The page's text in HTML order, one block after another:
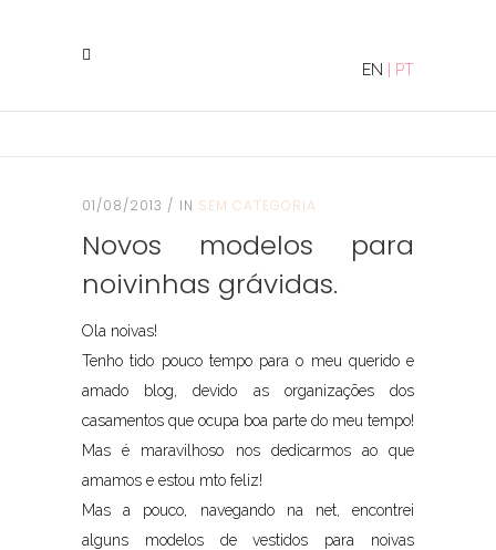
EN PT
01/08/2013 IN SEM CATEGORIA
Novos modelos para
noivinhas grávidas.
Ola noivas!
Tenho tido pouco tempo para o meu querido e
amado blog, devido as organizações dos
casamentos que ocupa boa parte do meu tempo!
Mas é maravilhoso nos dedicarmos ao que
amamos e estou mto feliz!
Mas a pouco, navegando na net, encontrei
alguns modelos de vestidos para noivas